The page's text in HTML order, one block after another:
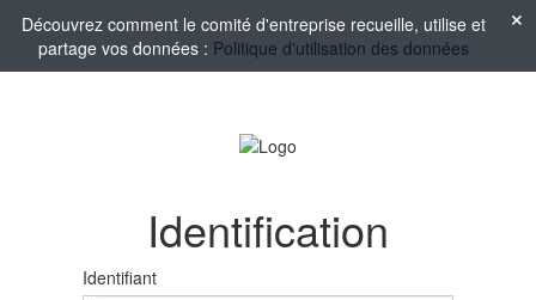
Découvrez comment le comité d'entreprise recueille, utilise et
partage vos données : Politique d'utilisation des données
Identification
Identifiant